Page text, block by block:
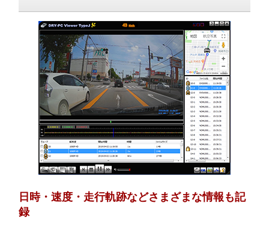
日時・速度・走行軌跡などさまざまな情報も記
録